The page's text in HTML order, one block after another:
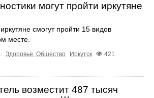
могут пройти иркутяне
смогут пройти 15 видов
месте.
. Здоровье, Общество Иркутск
421
возместит 487 тысяч